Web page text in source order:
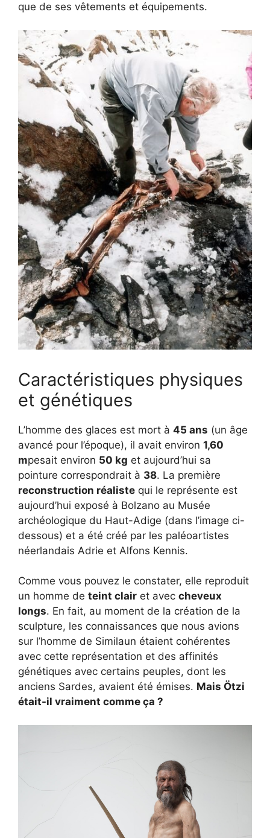
que de ses vêtements et équipements.
Caractéristiques physiques
et génétiques
L’homme des glaces est mort à 45 ans (un âge
avancé pour l’époque), il avait environ 1,60
mpesait environ 50 kg et aujourd’hui sa
pointure correspondrait à 38. La première
reconstruction réaliste qui le représente est
aujourd’hui exposé à Bolzano au Musée
archéologique du Haut-Adige (dans l’image ci-
dessous) et a été créé par les paléoartistes
néerlandais Adrie et Alfons Kennis.
Comme vous pouvez le constater, elle reproduit
un homme de teint clair et avec cheveux
longs. En fait, au moment de la création de la
sculpture, les connaissances que nous avions
sur l’homme de Similaun étaient cohérentes
avec cette représentation et des affinités
génétiques avec certains peuples, dont les
anciens Sardes, avaient été émises. Mais Ötzi
était-il vraiment comme ça ?